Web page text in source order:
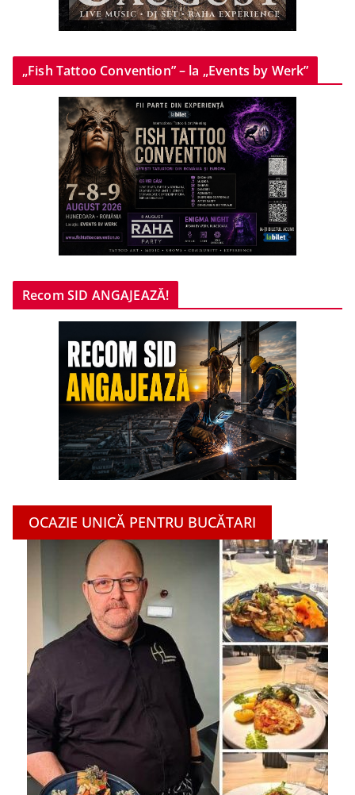
„Fish Tattoo Convention” – la „Events by Werk”
Recom SID ANGAJEAZĂ!
OCAZIE UNICĂ PENTRU BUCĂTARI